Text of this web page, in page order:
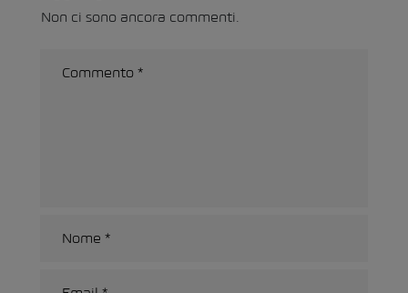
Non ci sono ancora commenti.